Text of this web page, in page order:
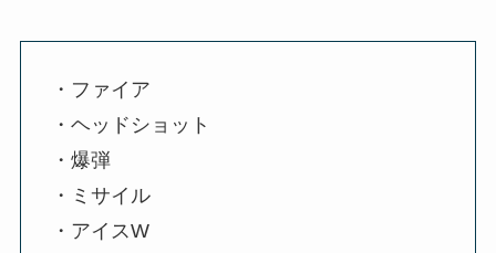
・ファイア
・ヘッドショット
・爆弾
・ミサイル
・アイスW